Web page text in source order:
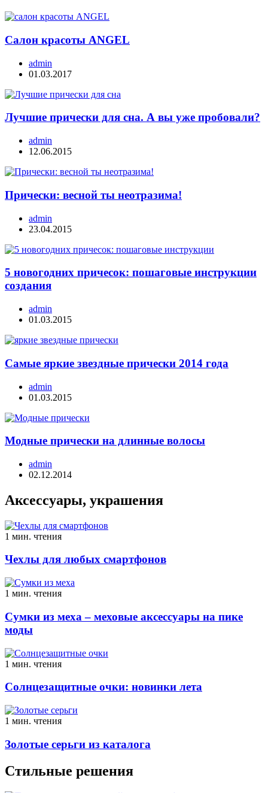
Салон красоты ANGEL
admin
01.03.2017
Лучшие прически для сна. А вы уже пробовали?
admin
12.06.2015
Прически: весной ты неотразима!
admin
23.04.2015
5 новогодних причесок: пошаговые инструкции
создания
admin
01.03.2015
Самые яркие звездные прически 2014 года
admin
01.03.2015
Модные прически на длинные волосы
admin
02.12.2014
Аксессуары, украшения
1 мин. чтения
Чехлы для любых смартфонов
1 мин. чтения
Сумки из меха – меховые аксессуары на пике
моды
1 мин. чтения
Солнцезащитные очки: новинки лета
1 мин. чтения
Золотые серьги из каталога
Стильные решения